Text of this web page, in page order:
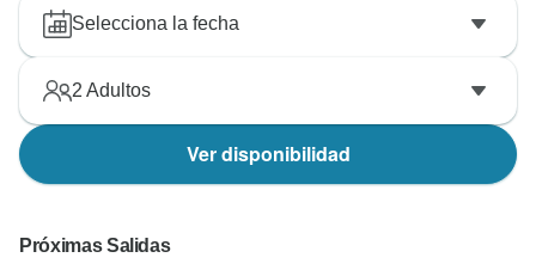
Selecciona la fecha
2 Adultos
Ver disponibilidad
Próximas Salidas